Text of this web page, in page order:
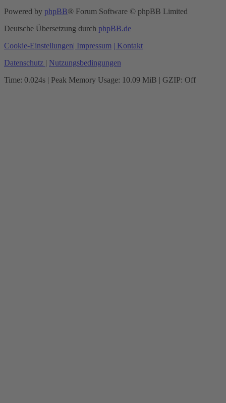
Powered by phpBB® Forum Software © phpBB Limited
Deutsche Übersetzung durch phpBB.de
Cookie-Einstellungen| Impressum | Kontakt
Datenschutz | Nutzungsbedingungen
Time: 0.024s | Peak Memory Usage: 10.09 MiB | GZIP: Off